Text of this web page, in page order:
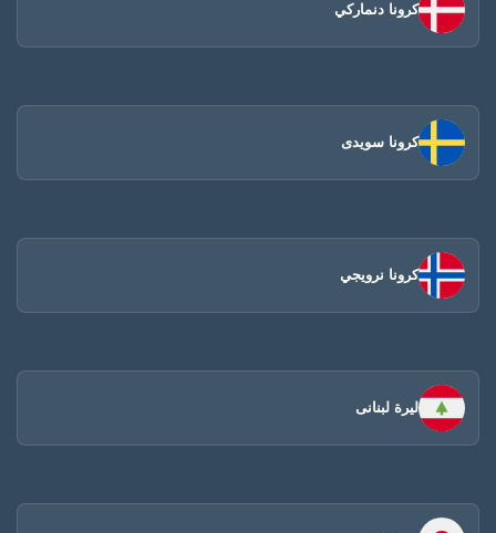
كرونا دنماركي
كرونا سويدى
كرونا نرويجي
ليرة لبنانى